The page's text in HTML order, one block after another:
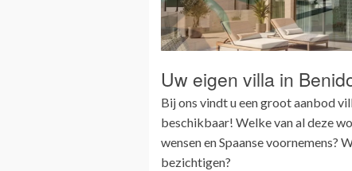
Uw eigen villa in
Bij ons vindt u een groot aanbod
beschikbaar! Welke van al deze
wensen en Spaanse voornemens?
bezichtigen?